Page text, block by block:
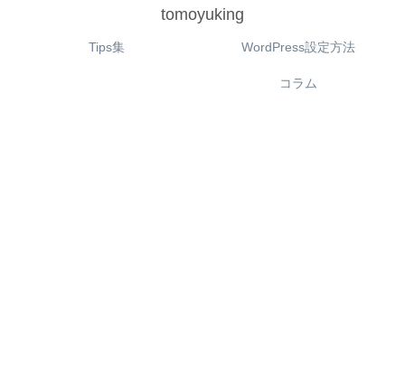
tomoyuking
Tips集 WordPress設定方法
コラム